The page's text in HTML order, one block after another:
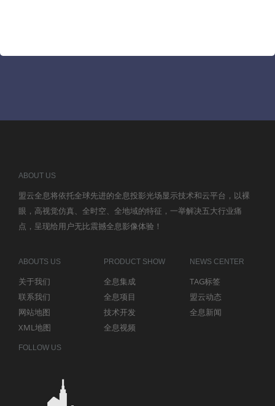
ABOUT US
盟云全息将依托全球先进的全息投影光场显示技术和云平台，以裸
眼，高视觉仿真、全时空、全地域的特征，一举解决五大行业痛
点，呈现给用户无比震撼全息影像体验！
ABOUTS US
关于我们
联系我们
网站地图
XML地图
PRODUCT SHOW
全息集成
全息项目
技术开发
全息视频
NEWS CENTER
TAG标签
盟云动态
全息新闻
FOLLOW US